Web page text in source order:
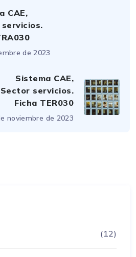
CAE,
de 2023
Sistema CAE,
Sector servicios.
Ficha TER030
noviembre de 2023
(12)